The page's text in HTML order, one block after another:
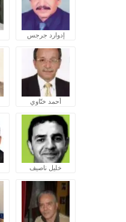
إدوارد جرجس
أحمد ختّاوي
خليل ناصيف